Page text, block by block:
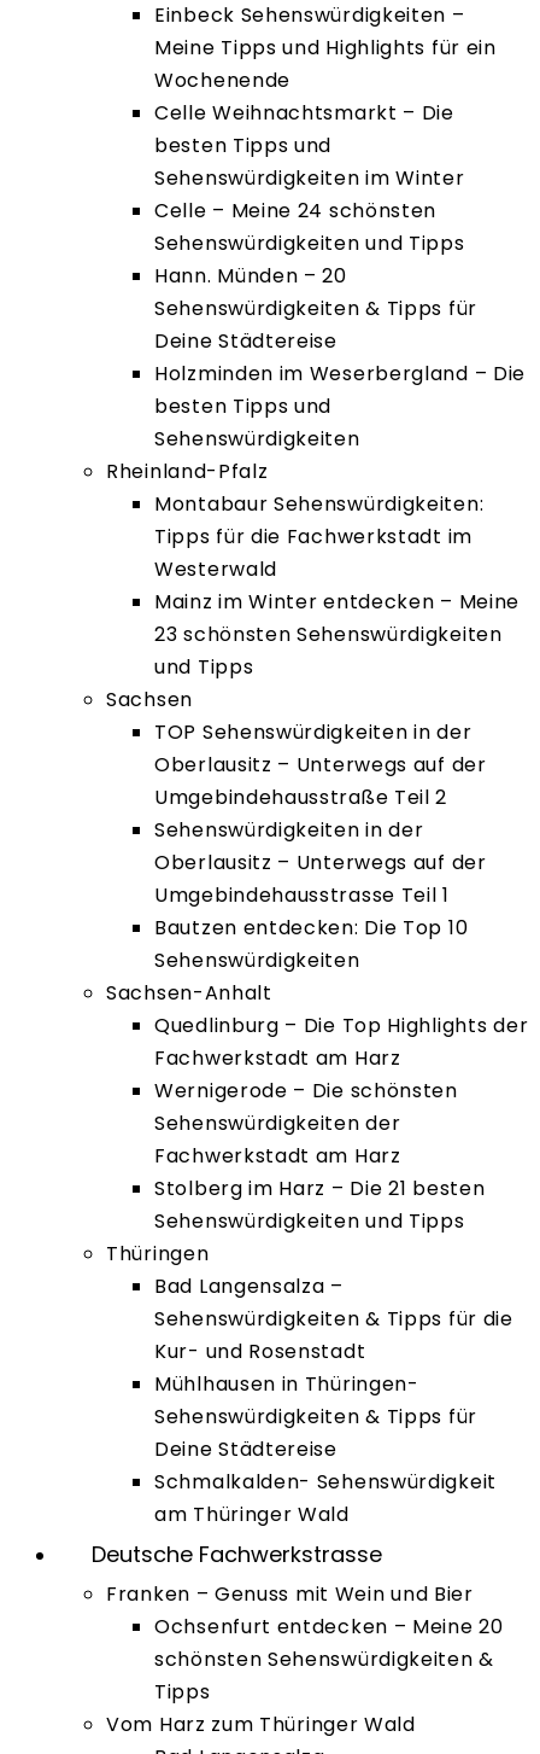
Einbeck Sehenswürdigkeiten –
Meine Tipps und Highlights für ein
Wochenende
Celle Weihnachtsmarkt – Die
besten Tipps und
Sehenswürdigkeiten im Winter
Celle – Meine 24 schönsten
Sehenswürdigkeiten und Tipps
Hann. Münden – 20
Sehenswürdigkeiten & Tipps für
Deine Städtereise
Holzminden im Weserbergland – Die
besten Tipps und
Sehenswürdigkeiten
Rheinland-Pfalz
Montabaur Sehenswürdigkeiten:
Tipps für die Fachwerkstadt im
Westerwald
Mainz im Winter entdecken – Meine
23 schönsten Sehenswürdigkeiten
und Tipps
Sachsen
TOP Sehenswürdigkeiten in der
Oberlausitz – Unterwegs auf der
Umgebindehausstraße Teil 2
Sehenswürdigkeiten in der
Oberlausitz – Unterwegs auf der
Umgebindehausstrasse Teil 1
Bautzen entdecken: Die Top 10
Sehenswürdigkeiten
Sachsen-Anhalt
Quedlinburg – Die Top Highlights der
Fachwerkstadt am Harz
Wernigerode – Die schönsten
Sehenswürdigkeiten der
Fachwerkstadt am Harz
Stolberg im Harz – Die 21 besten
Sehenswürdigkeiten und Tipps
Thüringen
Bad Langensalza –
Sehenswürdigkeiten & Tipps für die
Kur- und Rosenstadt
Mühlhausen in Thüringen-
Sehenswürdigkeiten & Tipps für
Deine Städtereise
Schmalkalden- Sehenswürdigkeit
am Thüringer Wald
Deutsche Fachwerkstrasse
Franken – Genuss mit Wein und Bier
Ochsenfurt entdecken – Meine 20
schönsten Sehenswürdigkeiten &
Tipps
Vom Harz zum Thüringer Wald